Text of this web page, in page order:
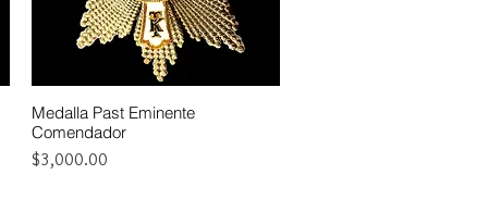
Vista rápida
Medalla Past Eminente
Comendador
Precio
$3,000.00